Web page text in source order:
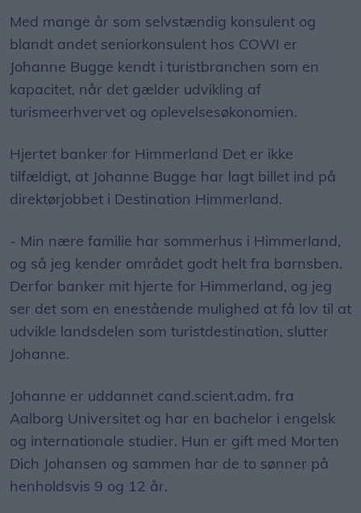
Med mange år som selvstændig konsulent og
blandt andet seniorkonsulent hos COWI er
Johanne Bugge kendt i turistbranchen som en
kapacitet, når det gælder udvikling af
turismeerhvervet og oplevelsesøkonomien.
Hjertet banker for Himmerland Det er ikke
tilfældigt, at Johanne Bugge har lagt billet ind på
direktørjobbet i Destination Himmerland.
- Min nære familie har sommerhus i Himmerland,
og så jeg kender området godt helt fra barnsben.
Derfor banker mit hjerte for Himmerland, og jeg
ser det som en enestående mulighed at få lov til at
udvikle landsdelen som turistdestination, slutter
Johanne.
Johanne er uddannet cand.scient.adm. fra
Aalborg Universitet og har en bachelor i engelsk
og internationale studier. Hun er gift med Morten
Dich Johansen og sammen har de to sønner på
henholdsvis 9 og 12 år.